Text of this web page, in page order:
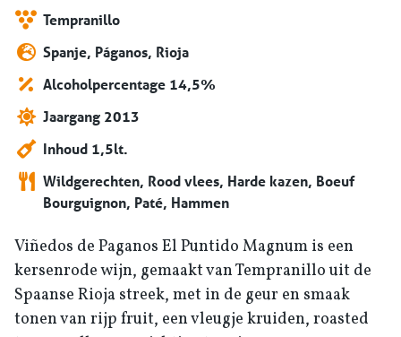
Tempranillo
Spanje, Páganos, Rioja
Alcoholpercentage 14,5%
Jaargang 2013
Inhoud 1,5lt.
Wildgerechten, Rood vlees, Harde kazen, Boeuf
Bourguignon, Paté, Hammen
Viñedos de Paganos El Puntido Magnum is een
kersenrode wijn, gemaakt van Tempranillo uit de
Spaanse Rioja streek, met in de geur en smaak
tonen van rijp fruit, een vleugje kruiden, roasted